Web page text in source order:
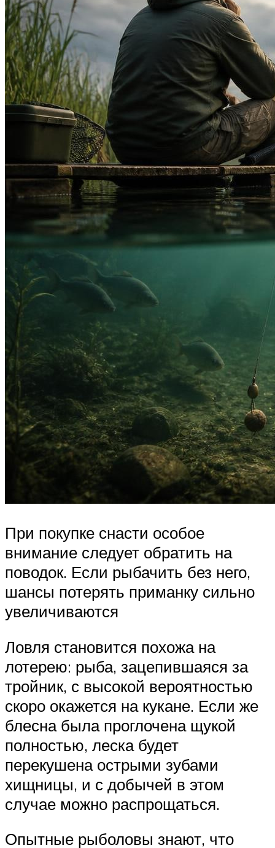
При покупке снасти особое
внимание следует обратить на
поводок. Если рыбачить без него,
шансы потерять приманку сильно
увеличиваются
Ловля становится похожа на
лотерею: рыба, зацепившаяся за
тройник, с высокой вероятностью
скоро окажется на кукане. Если же
блесна была проглочена щукой
полностью, леска будет
перекушена острыми зубами
хищницы, и с добычей в этом
случае можно распрощаться.
Опытные рыболовы знают, что